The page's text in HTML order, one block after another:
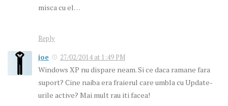
misca cu el…
Reply
joe 27/02/2014 at 1:49 PM
Windows XP nu dispare neam. Si ce daca ramane fara
suport? Cine naiba era fraierul care umbla cu Update-
urile active? Mai mult rau iti facea!